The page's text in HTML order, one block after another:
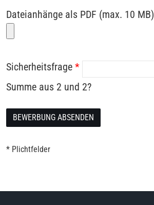
Dateianhänge als PDF (max. 10 MB)
Sicherheitsfrage *
Summe aus 2 und 2?
BEWERBUNG ABSENDEN
* Plichtfelder